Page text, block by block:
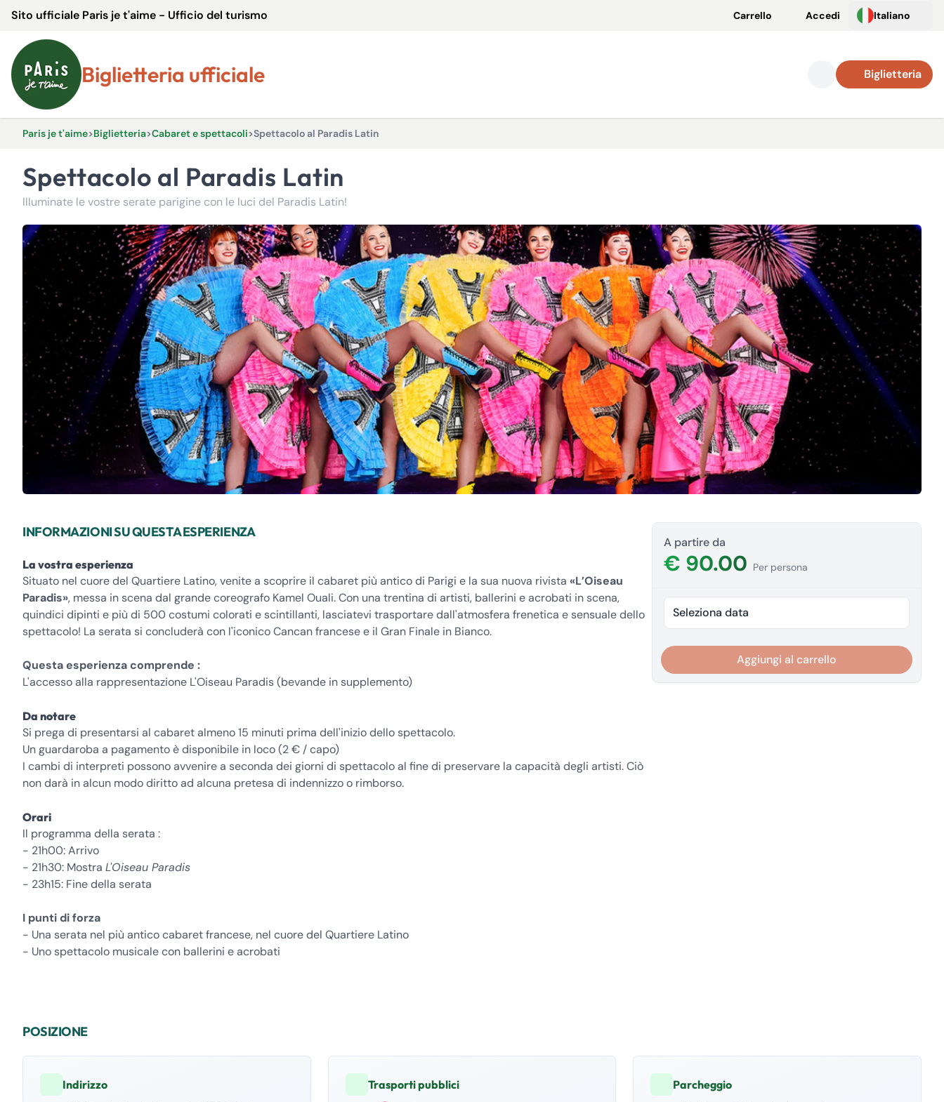
Sito ufficiale Paris je t'aime - Ufficio del turismo Carrello Accedi Italiano
Biglietteria ufficiale Biglietteria
Paris je t'aime>Biglietteria>Cabaret e spettacoli>Spettacolo al Paradis Latin
Spettacolo al Paradis Latin
Illuminate le vostre serate parigine con le luci del Paradis Latin!
INFORMAZIONI SU QUESTA ESPERIENZA
La vostra esperienza
Situato nel cuore del Quartiere Latino, venite a scoprire il cabaret più antico di Parigi e la sua nuova rivista «L’Oiseau
Paradis», messa in scena dal grande coreografo Kamel Ouali. Con una trentina di artisti, ballerini e acrobati in scena,
quindici dipinti e più di 500 costumi colorati e scintillanti, lasciatevi trasportare dall'atmosfera frenetica e sensuale dello
spettacolo! La serata si concluderà con l'iconico Cancan francese e il Gran Finale in Bianco.
Questa esperienza comprende :
L'accesso alla rappresentazione L'Oiseau Paradis (bevande in supplemento)
Da notare
Si prega di presentarsi al cabaret almeno 15 minuti prima dell'inizio dello spettacolo.
Un guardaroba a pagamento è disponibile in loco (2 € / capo)
I cambi di interpreti possono avvenire a seconda dei giorni di spettacolo al fine di preservare la capacità degli artisti. Ciò
non darà in alcun modo diritto ad alcuna pretesa di indennizzo o rimborso.
Orari
Il programma della serata :
- 21h00: Arrivo
- 21h30: Mostra L'Oiseau Paradis
- 23h15: Fine della serata
I punti di forza
- Una serata nel più antico cabaret francese, nel cuore del Quartiere Latino
- Uno spettacolo musicale con ballerini e acrobati
A partire da
€ 90.00 Per persona
Seleziona data
Aggiungi al carrello
POSIZIONE
Indirizzo Trasporti pubblici Parcheggio